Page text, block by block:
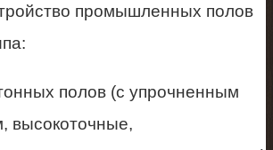
промышленных полов
полов (с упрочненным
высокоточные,